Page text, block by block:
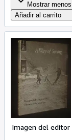
Mostrar menos
Añadir al carrito
Imagen del editor